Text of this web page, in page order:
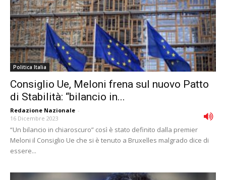
Politica Italia
Consiglio Ue, Meloni frena sul nuovo Patto
di Stabilità: “bilancio in...
Redazione Nazionale -
16 Dicembre 2023
“Un bilancio in chiaroscuro” così è stato definito dalla premier
Meloni il Consiglio Ue che si è tenuto a Bruxelles malgrado dice di
essere...